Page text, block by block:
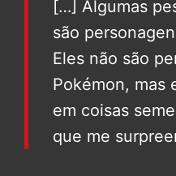
[…] Algumas
são
Eles não são
Pokémon, mas
em coisas
que me